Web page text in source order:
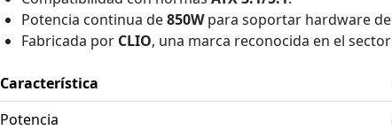
Potencia continua de850Wpara soportar hardware de
Fabricada por CLIO, una marca reconocida en el
Característica
Potencia